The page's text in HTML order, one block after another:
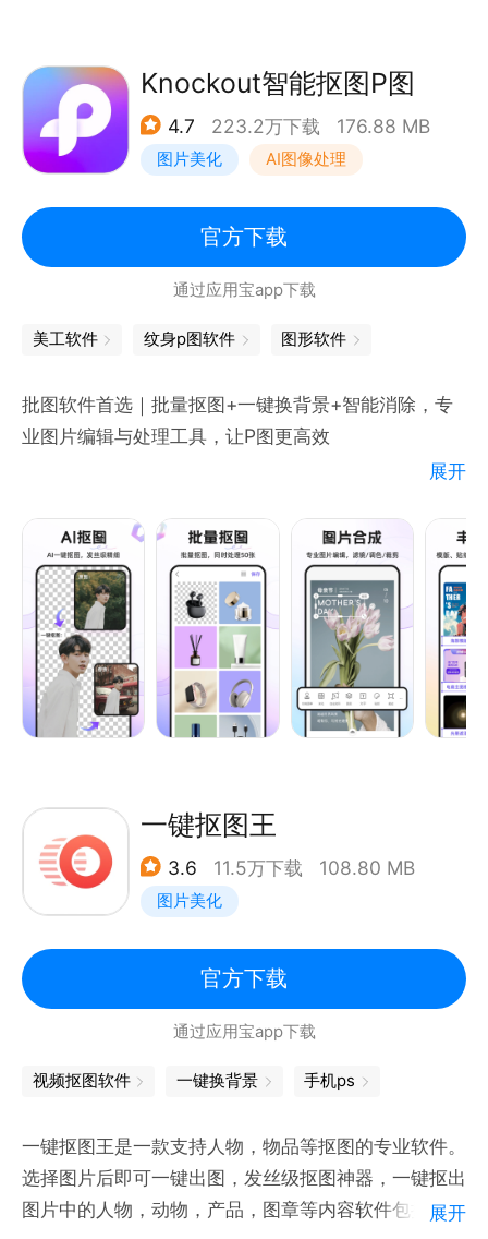
透明、背景图、背景色、ps变形拉伸。
8、修图ps,实现图片局部变形和整体拉伸，改变图片
模样
9、大小，生成的图片可控制大小
不仅可以抠图哦，还可以对图片进行美图ps，多张图
片进行合图。对人像图片瘦脸，也就是p图效果。
扣图换背景，换头像，然后叠加图片，简单上手轻松美
化图片，编辑图片。每天做一张图天天好心情哦。
Knockout智能抠图P图
4.7 223.2万下载 176.88 MB
图片美化 AI图像处理
官方下载
通过应用宝app下载
美工软件 纹身p图软件 图形软件
批图软件首选｜批量抠图+一键换背景+智能消除，专
业图片编辑与处理工具，让P图更高效
＊多种抠图工具
一般情况下自动扣图功能能应对90%以上的场景，对
于某些目标及场景过于复杂的图片，自动扣图不能导出
完美的结果时，您可选择智能画笔，刷子，智能套索，
形状等多种抠图工具进行结果修正，以确保专业完美的
扣图效果。
糊，玻璃，铅笔，动画书，马赛克等特效，多达100多
款独有特色的特效。
＊强大的图像合成功能，无缝合成多张图片，效果惊
＊大量精美贴纸及背景素材，帮您移花接木神奇旅行。
＊完全支持透明PNG图片
包含你所想象到的全部照片处理功能，应有尽有
官网：https://www.proknockoutapp.com
展开
一键抠图王
3.6 11.5万下载 108.80 MB
图片美化
官方下载
通过应用宝app下载
视频抠图软件 一键换背景 手机ps
一键抠图王是一款支持人物，物品等抠图的专业软件。
选择图片后即可一键出图，发丝级抠图神器，一键抠出
图片中的人物，动物，产品，图章等内容软件包括了一
展开